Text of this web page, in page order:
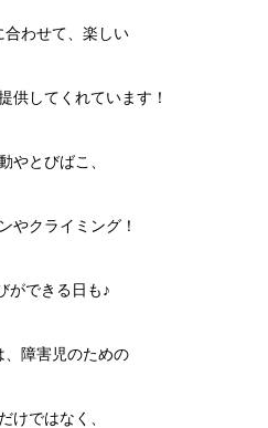
合わせて、楽しい
供してくれています！
やとびばこ、
やクライミング！
ができる日も♪
、障害児のための
けではなく、